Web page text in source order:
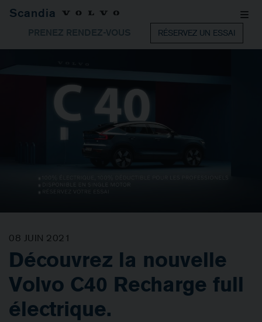
Scandia
PRENEZ RENDEZ-VOUS RÉSERVEZ UN ESSAI
08 JUIN 2021
Découvrez la nouvelle
Volvo C40 Recharge full
électrique.